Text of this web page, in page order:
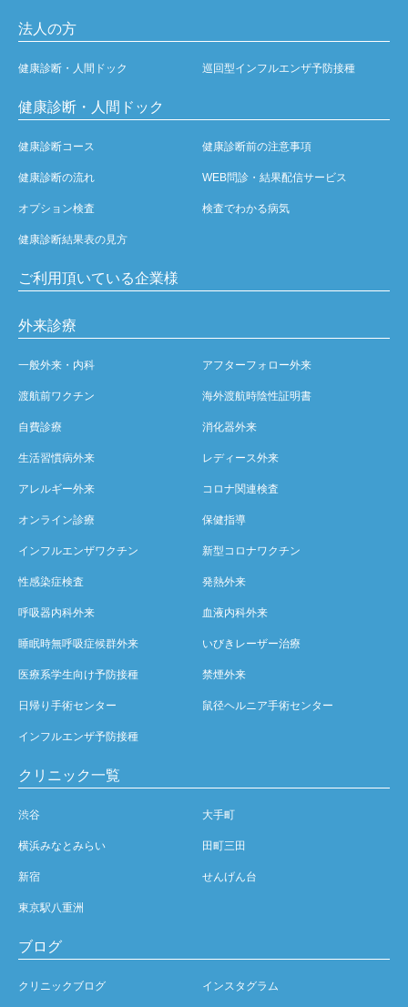
法人の方
健康診断・人間ドック 巡回型インフルエンザ予防接種
健康診断・人間ドック
健康診断コース 健康診断前の注意事項
健康診断の流れ WEB問診・結果配信サービス
オプション検査 検査でわかる病気
健康診断結果表の見方
ご利用頂いている企業様
外来診療
一般外来・内科 アフターフォロー外来
渡航前ワクチン 海外渡航時陰性証明書
自費診療 消化器外来
生活習慣病外来 レディース外来
アレルギー外来 コロナ関連検査
オンライン診療 保健指導
インフルエンザワクチン 新型コロナワクチン
性感染症検査 発熱外来
呼吸器内科外来 血液内科外来
睡眠時無呼吸症候群外来 いびきレーザー治療
医療系学生向け予防接種 禁煙外来
日帰り手術センター 鼠径ヘルニア手術センター
インフルエンザ予防接種
クリニック一覧
渋谷 大手町
横浜みなとみらい 田町三田
新宿 せんげん台
東京駅八重洲
ブログ
クリニックブログ インスタグラム